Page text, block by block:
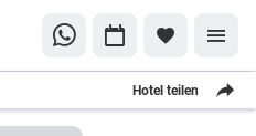
Hotel teilen